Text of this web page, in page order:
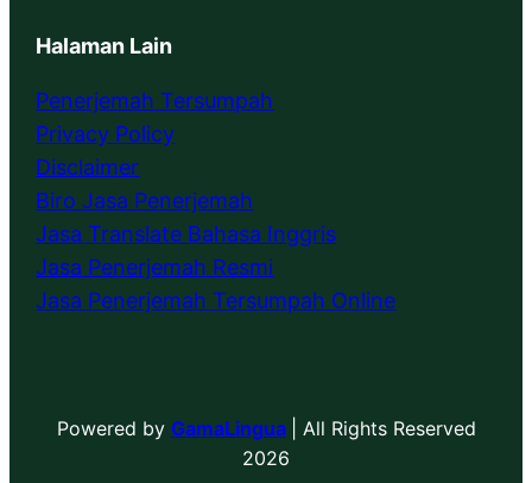
Halaman Lain
Penerjemah Tersumpah
Privacy Policy
Disclaimer
Biro Jasa Penerjemah
Jasa Translate Bahasa Inggris
Jasa Penerjemah Resmi
Jasa Penerjemah Tersumpah Online
Powered by GamaLingua
| All Rights Reserved
2026